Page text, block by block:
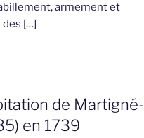
armement et
[…]
de Martigné-
en 1739